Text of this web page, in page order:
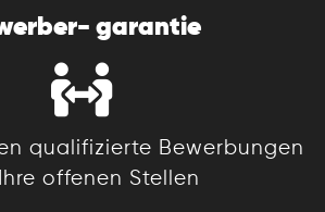
garantie
qualifizierte Bewerbungen
offenen Stellen